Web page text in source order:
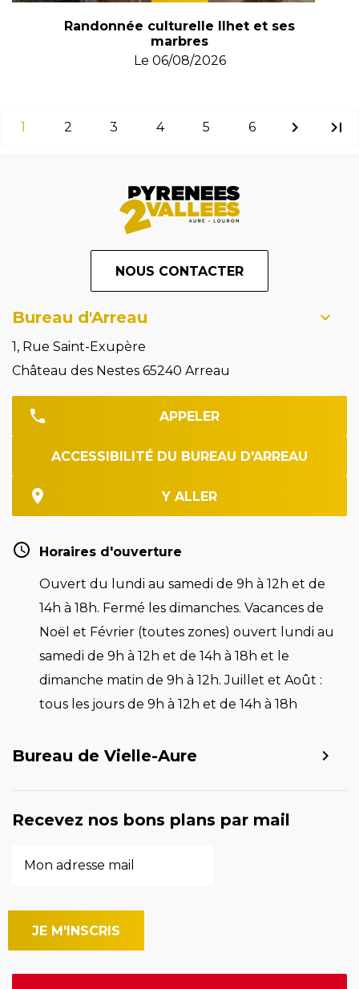
Randonnée culturelle Ilhet et ses
marbres
Le 06/08/2026
1 2 3 4 5 6 chevron_right last_page
NOUS CONTACTER
Bureau d'Arreau
1, Rue Saint-Exupère
Château des Nestes 65240 Arreau
APPELER
ACCESSIBILITÉ DU BUREAU D'ARREAU
Y ALLER
Horaires d'ouverture
Ouvert du lundi au samedi de 9h à 12h et de
14h à 18h. Fermé les dimanches. Vacances de
Noël et Février (toutes zones) ouvert lundi au
samedi de 9h à 12h et de 14h à 18h et le
dimanche matin de 9h à 12h. Juillet et Août :
tous les jours de 9h à 12h et de 14h à 18h
Bureau de Vielle-Aure
Recevez nos bons plans par mail